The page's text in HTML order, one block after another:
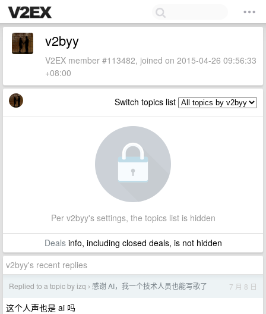
v2byy
V2EX member #113482, joined on 2015-04-26 09:56:33
+08:00
Switch topics list
Per v2byy's settings, the topics list is hidden
Dealsinfo, including closed deals, is not hidden
v2byy's recent replies
Replied to a topic by izq › 感谢 AI，我一个技术人员也能写歌了 7 月 8 日
这个人声也是 ai 吗